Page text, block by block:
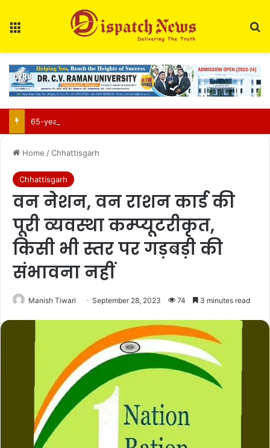
Home /Chhattisgarh
Chhattisgarh
वन नेशन, वन राशन कार्ड की
पूरी व्यवस्था कम्प्यूटरीकृत,
किसी भी स्तर पर गड़बड़ी की
संभावना नहीं
Manish Tiwari September 28, 2023 74 3 minutes read